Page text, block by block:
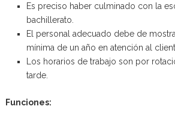
Es preciso haber culminado con la
bachillerato.
El personal adecuado debe de
mínima de un año en atención al
Los horarios de trabajo son por
tarde.
Funciones: